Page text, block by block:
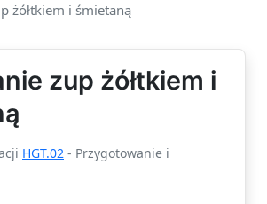
żółtkiem i śmietaną
zup żółtkiem i
HGT.02 - Przygotowanie i